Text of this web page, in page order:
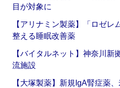
目が対象に
【アリナミン製薬】「ロゼレ
整える睡眠改善薬
【バイタルネット】神奈川新
流施設
【大塚製薬】新規IgA腎症薬